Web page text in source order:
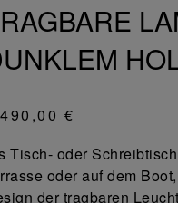
€
Tisch- oder
oder auf dem
der tragbaren